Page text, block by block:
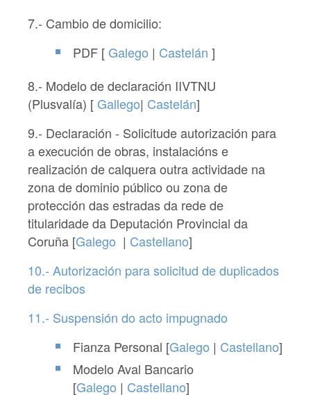
7.- Cambio de domicilio:
PDF [Galego | Castelán ]
8.- Modelo de declaración IIVTNU
(Plusvalía) [Gallego| Castelán]
9.- Declaración - Solicitude autorización para
a execución de obras, instalacións e
realización de calquera outra actividade na
zona de dominio público ou zona de
protección das estradas da rede de
titularidade da Deputación Provincial da
Coruña [Galego | Castellano]
10.- Autorización para solicitud de duplicados
de recibos
11.- Suspensión do acto impugnado
Fianza Personal [Galego | Castellano]
Modelo Aval Bancario
[Galego | Castellano]